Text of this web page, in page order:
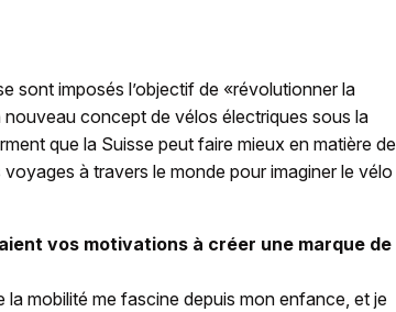
sont imposés l’objectif de «révolutionner la
nouveau concept de vélos électriques sous la
que la Suisse peut faire mieux en matière de
à travers le monde pour imaginer le vélo
vos motivations à créer une marque de
la mobilité me fascine depuis mon enfance, et je